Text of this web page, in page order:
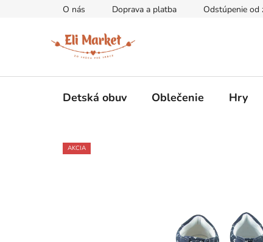
O nás Doprava a platba Odstúpenie od
Detská obuv Oblečenie Hry
AKCIA